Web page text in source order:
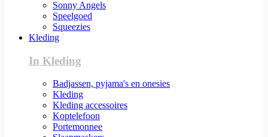
Sonny Angels
Speelgoed
Squeezies
Kleding
In Kleding
Badjassen, pyjama's en onesies
Kleding
Kleding accessoires
Koptelefoon
Portemonnee